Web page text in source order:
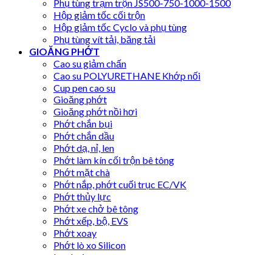
Phụ tùng trạm trộn JS500-750-1000-1500
Hộp giảm tốc cối trộn
Hộp giảm tốc Cyclo và phụ tùng
Phụ tùng vít tải, băng tải
GIOĂNG PHỚT
Cao su giảm chấn
Cao su POLYURETHANE Khớp nối
Cup pen cao su
Gioăng phớt
Gioăng phớt nồi hơi
Phớt chắn bụi
Phớt chắn dầu
Phớt dạ, nỉ, len
Phớt làm kín cối trộn bê tông
Phớt mặt chà
Phớt nắp, phớt cuối trục EC/VK
Phớt thủy lực
Phớt xe chở bê tông
Phớt xếp, bộ, EVS
Phớt xoay
Phớt lò xo Silicon